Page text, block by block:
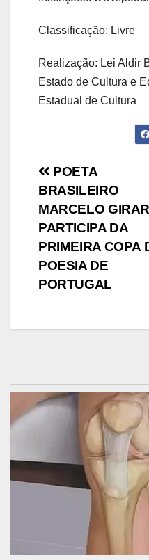
Classificação: Livre
Realização: Lei Aldir
Estado de Cultura e
Estadual de Cultura
Navegação
de
Post
POETA
BRASILEIRO
MARCELO
PARTICIPA DA
PRIMEIRA COPA
POESIA DE
PORTUGAL